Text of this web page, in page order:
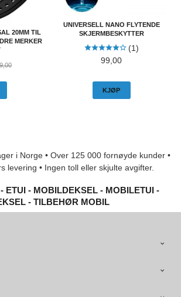
20MM TIL
MERKER
Rabatt
UNIVERSELL NANO FLYTENDE
SKJERMBESKYTTER
(1)
Pris
99,00
KJØP
i Norge • Over 125 000 fornøyde kunder •
levering • Ingen toll eller skjulte avgifter.
ETUI - MOBILDEKSEL - MOBILETUI -
- TILBEHØR MOBIL